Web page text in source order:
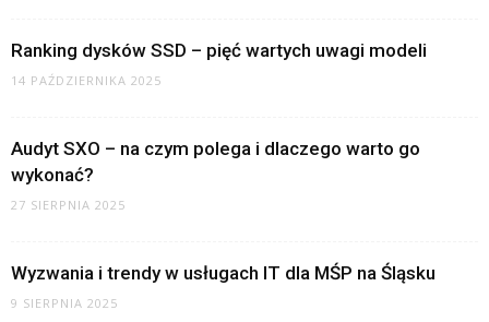
Ranking dysków SSD – pięć wartych uwagi modeli
14 PAŹDZIERNIKA 2025
Audyt SXO – na czym polega i dlaczego warto go
wykonać?
27 SIERPNIA 2025
Wyzwania i trendy w usługach IT dla MŚP na Śląsku
9 SIERPNIA 2025